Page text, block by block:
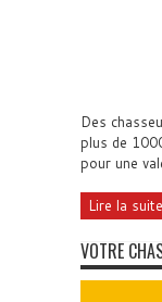
Des
plus de
pour une
Lire la
VOTRE